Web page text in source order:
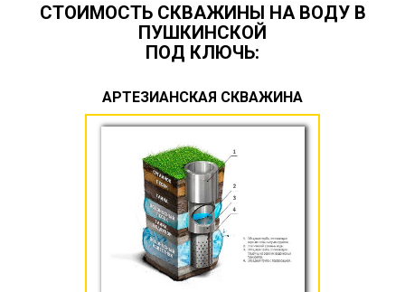
СТОИМОСТЬ СКВАЖИНЫ НА ВОДУ В
ПУШКИНСКОЙ
ПОД КЛЮЧЬ:
АРТЕЗИАНСКАЯ СКВАЖИНА